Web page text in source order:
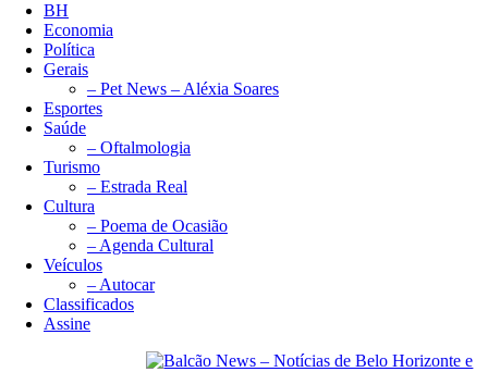
BH
Economia
Política
Gerais
– Pet News – Aléxia Soares
Esportes
Saúde
– Oftalmologia
Turismo
– Estrada Real
Cultura
– Poema de Ocasião
– Agenda Cultural
Veículos
– Autocar
Classificados
Assine